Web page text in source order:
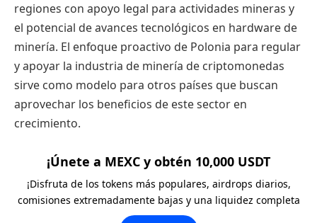
regiones con apoyo legal para actividades mineras y
el potencial de avances tecnológicos en hardware de
minería. El enfoque proactivo de Polonia para regular
y apoyar la industria de minería de criptomonedas
sirve como modelo para otros países que buscan
aprovechar los beneficios de este sector en
crecimiento.
¡Únete a MEXC y obtén 10,000 USDT
¡Disfruta de los tokens más populares, airdrops diarios,
comisiones extremadamente bajas y una liquidez completa